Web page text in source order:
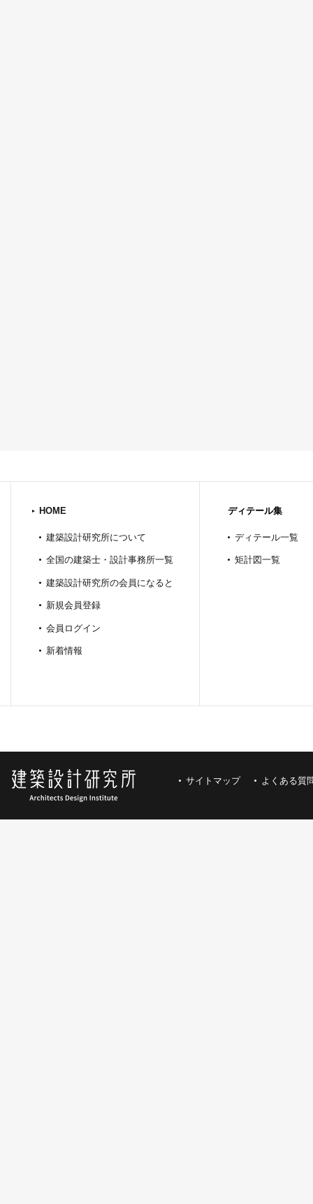
HOME
建築設計研究所について
全国の建築士・設計事務所一覧
建築設計研究所の会員になると
新規会員登録
会員ログイン
新着情報
ディテール集
ディテール一覧
矩計図一覧
サイトマップ よくある質